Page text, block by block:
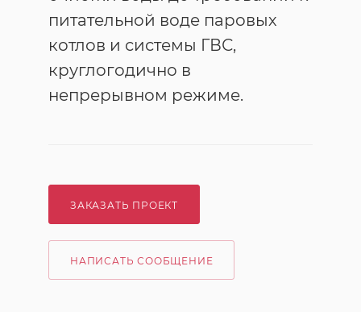
питательной воде паровых
котлов и системы ГВС,
круглогодично в
непрерывном режиме.
ЗАКАЗАТЬ ПРОЕКТ
НАПИСАТЬ СООБЩЕНИЕ